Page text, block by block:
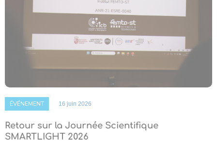
ÉVÉNEMENT 16 juin 2026
Retour sur la Journée Scientifique
SMARTLIGHT 2026